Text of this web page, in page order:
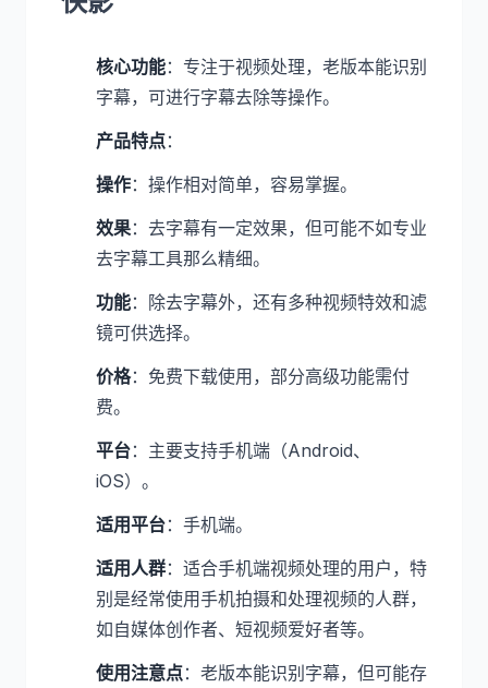
核心功能：专注于视频处理，老版本能识别
字幕，可进行字幕去除等操作。
产品特点：
操作：操作相对简单，容易掌握。
效果：去字幕有一定效果，但可能不如专业
去字幕工具那么精细。
功能：除去字幕外，还有多种视频特效和滤
镜可供选择。
价格：免费下载使用，部分高级功能需付
费。
平台：主要支持手机端（Android、
iOS）。
适用平台：手机端。
适用人群：适合手机端视频处理的用户，特
别是经常使用手机拍摄和处理视频的人群，
如自媒体创作者、短视频爱好者等。
使用注意点：老版本能识别字幕，但可能存